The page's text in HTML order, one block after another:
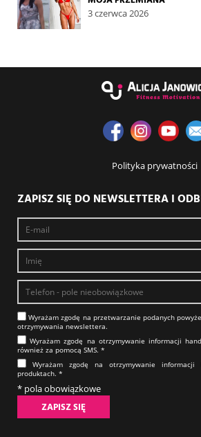
3 czerwca 2026
Polityka prywatności
ZAPISZ SIĘ DO NEWSLETTERA I
Wyrażam zgodę na prze­twa­rza­nie po­da­nych
otrzy­my­wa­nia new­slet­tera.​​​​​​​
Wyrażam zgodę na otrzy­my­wa­nie in­for­ma­cji
również za pomocą SMS.​​​​​​​ *
Wyrażam zgodę na otrzy­my­wa­nie in­for­ma­cji
produktach.​​​​​​​ *
* pola obowiązkowe